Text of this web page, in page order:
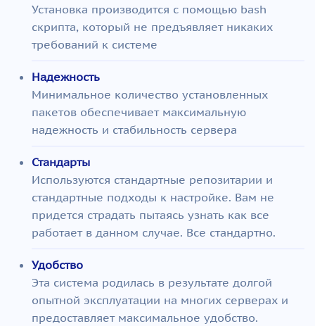
Установка производится с помощью bash
скрипта, который не предъявляет никаких
требований к системе
Надежность
Минимальное количество установленных
пакетов обеспечивает максимальную
надежность и стабильность сервера
Стандарты
Используются стандартные репозитарии и
стандартные подходы к настройке. Вам не
придется страдать пытаясь узнать как все
работает в данном случае. Все стандартно.
Удобство
Эта система родилась в результате долгой
опытной эксплуатации на многих серверах и
предоставляет максимальное удобство.